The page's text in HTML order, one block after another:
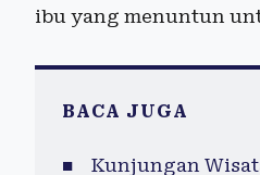
ibu yang menuntun
BACA JUGA
Kunjungan